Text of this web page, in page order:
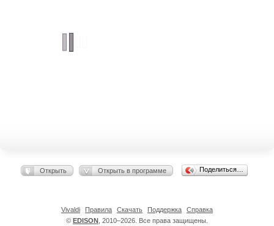
Открыть Открыть в программе Поделиться…
© EDISON , 2010–2026. Все права защищены.
Vivaldi Правила Скачать Поддержка Справка